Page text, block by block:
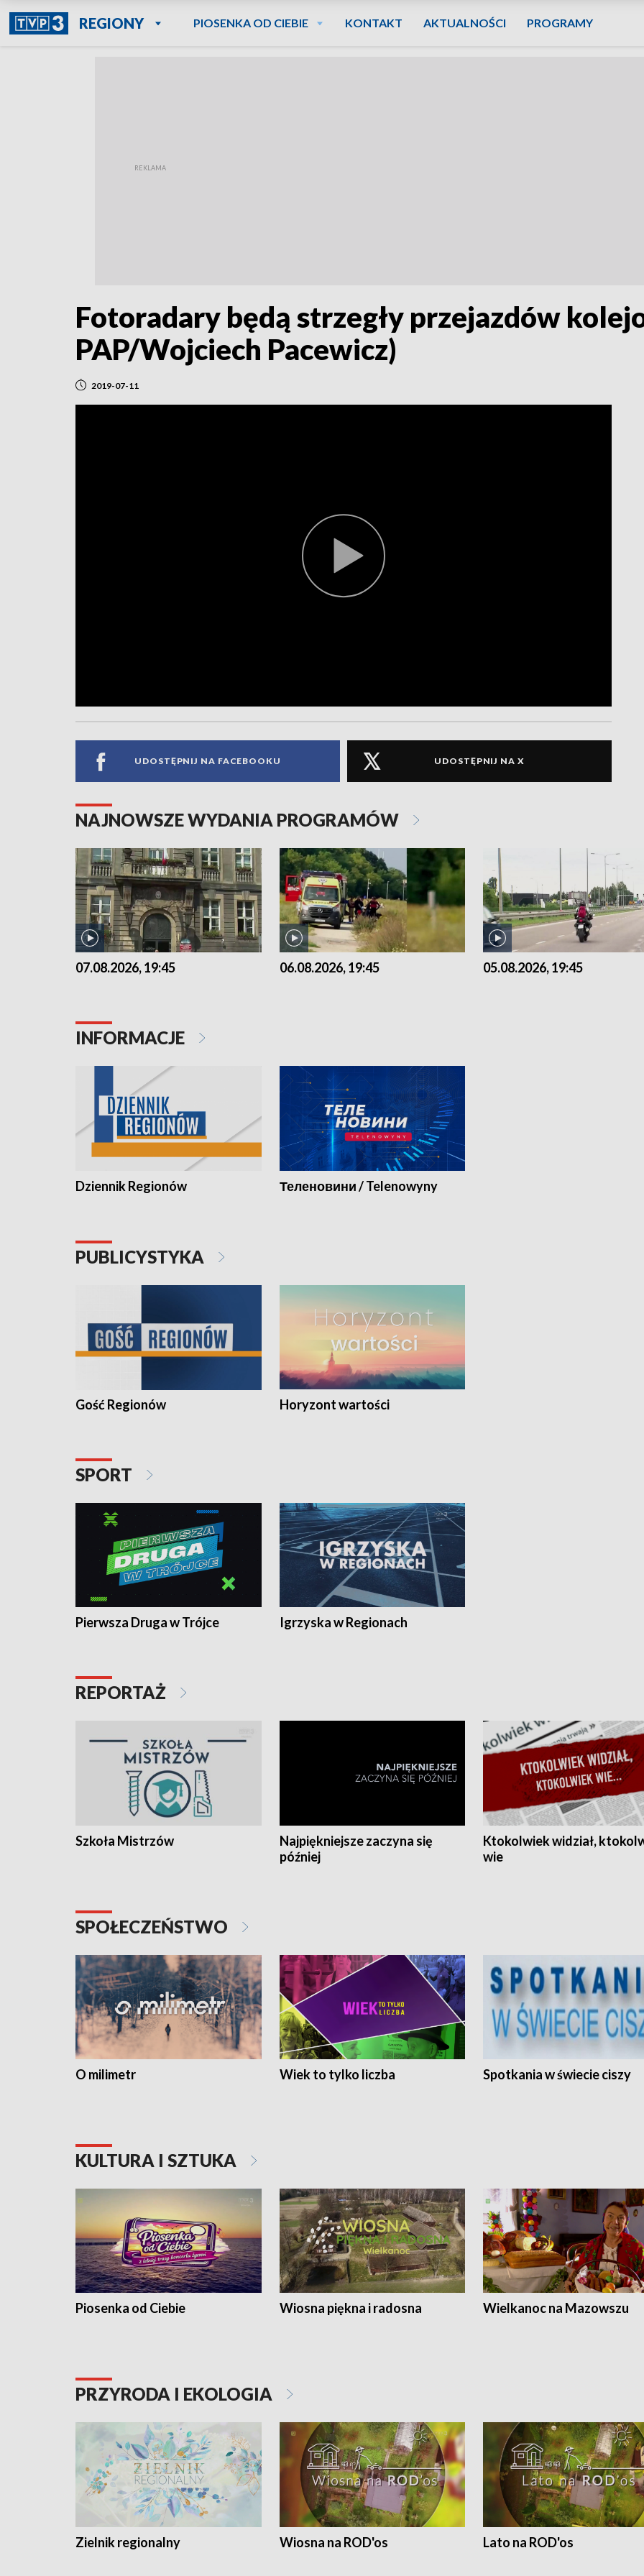
REGIONY PIOSENKA OD CIEBIE KONTAKT AKTUALNOŚCI PROGRAMY
Fotoradary będą strzegły przejazdów
PAP/Wojciech Pacewicz)
2019-07-11
UDOSTĘPNIJ NA FACEBOOKU UDOSTĘPNIJ NA X
NAJNOWSZE WYDANIA PROGRAMÓW
07.08.2026, 19:45 06.08.2026, 19:45 05.08.2026, 19:45
INFORMACJE
Dziennik Regionów Теленовини / Telenowyny
PUBLICYSTYKA
Gość Regionów Horyzont wartości
SPORT
Pierwsza Druga w Trójce Igrzyska w Regionach
REPORTAŻ
Szkoła Mistrzów
Najpiękniejsze zaczyna się
później
Ktokolwiek widział,
wie
SPOŁECZEŃSTWO
O milimetr Wiek to tylko liczba Spotkania w świecie ciszy
KULTURA I SZTUKA
Piosenka od Ciebie Wiosna piękna i radosna Wielkanoc na Mazowszu
PRZYRODA I EKOLOGIA
Zielnik regionalny Wiosna na ROD'os Lato na ROD'os